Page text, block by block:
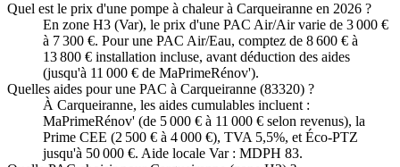
Quel est le prix d'une pompe à chaleur à Carqueiranne en 2026 ?
En zone H3 (Var), le prix d'une PAC Air/Air varie de 3 000 €
à 7 300 €. Pour une PAC Air/Eau, comptez de 8 600 € à
13 800 € installation incluse, avant déduction des aides
(jusqu'à 11 000 € de MaPrimeRénov').
Quelles aides pour une PAC à Carqueiranne (83320) ?
À Carqueiranne, les aides cumulables incluent :
MaPrimeRénov' (de 5 000 € à 11 000 € selon revenus), la
Prime CEE (2 500 € à 4 000 €), TVA 5,5%, et Éco-PTZ
jusqu'à 50 000 €. Aide locale Var : MDPH 83.